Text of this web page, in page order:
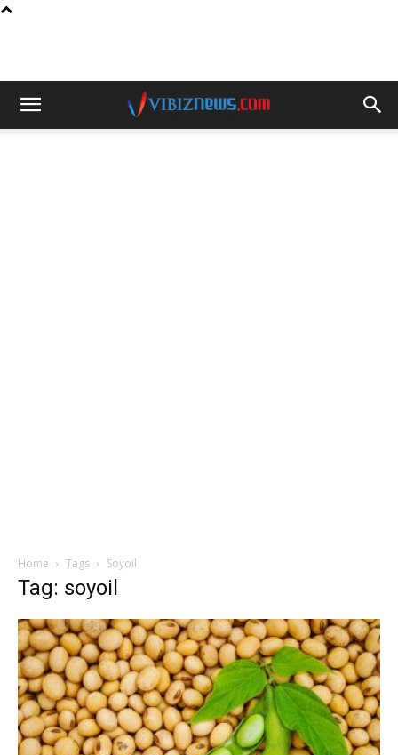
Home Tags Soyoil
Tag: soyoil